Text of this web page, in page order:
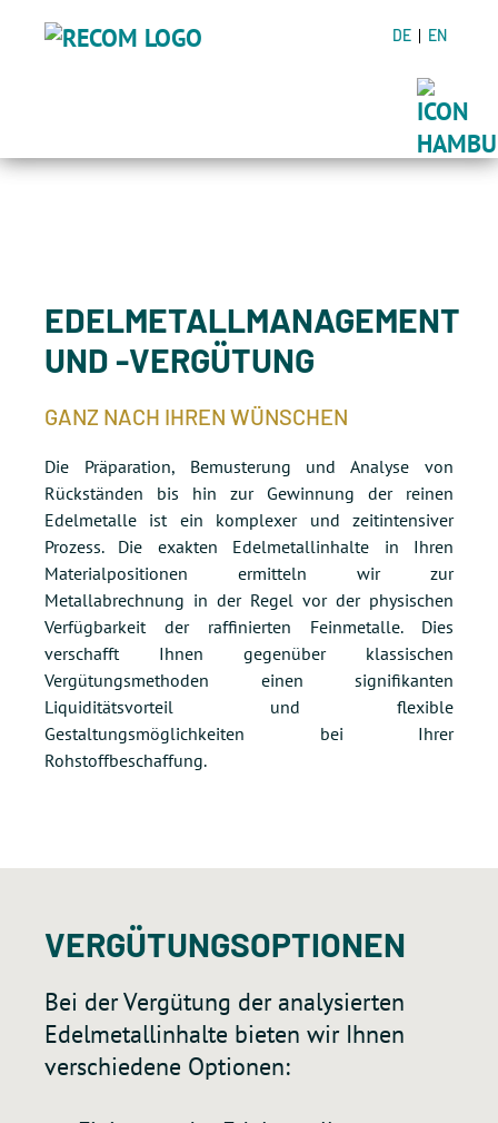
DE EN
EDELMETALLMANAGEMENT
UND -VERGÜTUNG
GANZ NACH IHREN WÜNSCHEN
Die Präparation, Bemusterung und Analyse von
Rückständen bis hin zur Gewinnung der reinen
Edelmetalle ist ein komplexer und zeitintensiver
Prozess. Die exakten Edelmetallinhalte in Ihren
Materialpositionen ermitteln wir zur
Metallabrechnung in der Regel vor der physischen
Verfügbarkeit der raffinierten Feinmetalle. Dies
verschafft Ihnen gegenüber klassischen
Vergütungsmethoden einen signifikanten
Liquiditätsvorteil und flexible
Gestaltungsmöglichkeiten bei Ihrer
Rohstoffbeschaffung.
VERGÜTUNGSOPTIONEN
Bei der Vergütung der analysierten
Edelmetallinhalte bieten wir Ihnen
verschiedene Optionen: